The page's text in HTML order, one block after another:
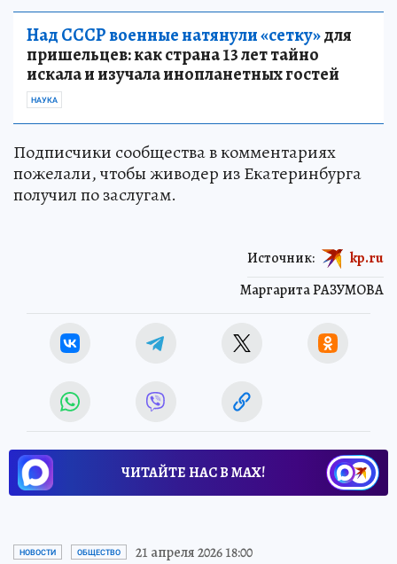
Над СССР военные натянули «сетку»для
пришельцев: как страна 13 лет тайно
искала и изучала инопланетных гостей
НАУКА
Подписчики сообщества в комментариях
пожелали, чтобы живодер из Екатеринбурга
получил по заслугам.
Маргарита РАЗУМОВА
Источник: kp.ru
ЧИТАЙТЕ НАС В МАХ!
НОВОСТИ ОБЩЕСТВО 21 апреля 2026 18:00